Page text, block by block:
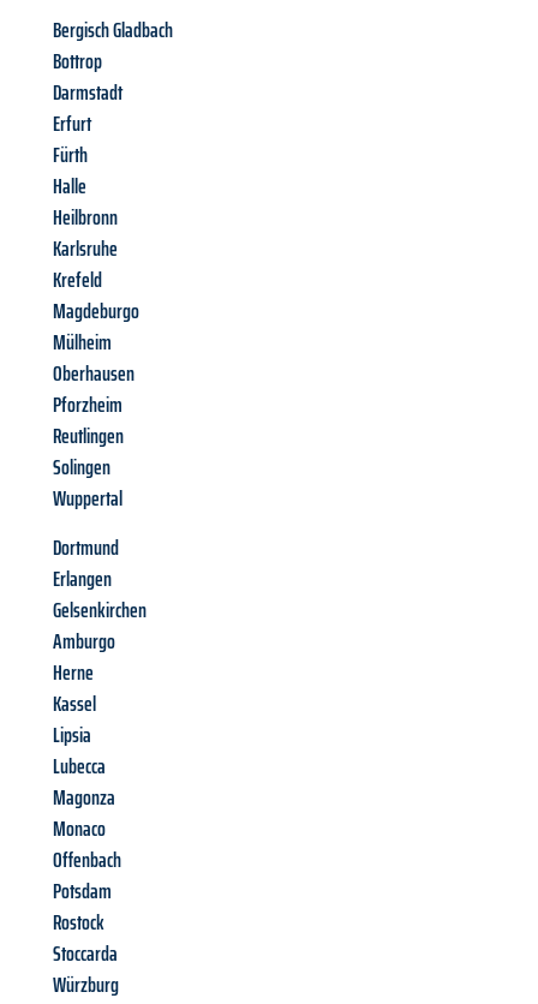
Bergisch Gladbach
Bottrop
Darmstadt
Erfurt
Fürth
Halle
Heilbronn
Karlsruhe
Krefeld
Magdeburgo
Mülheim
Oberhausen
Pforzheim
Reutlingen
Solingen
Wuppertal
Dortmund
Erlangen
Gelsenkirchen
Amburgo
Herne
Kassel
Lipsia
Lubecca
Magonza
Monaco
Offenbach
Potsdam
Rostock
Stoccarda
Würzburg